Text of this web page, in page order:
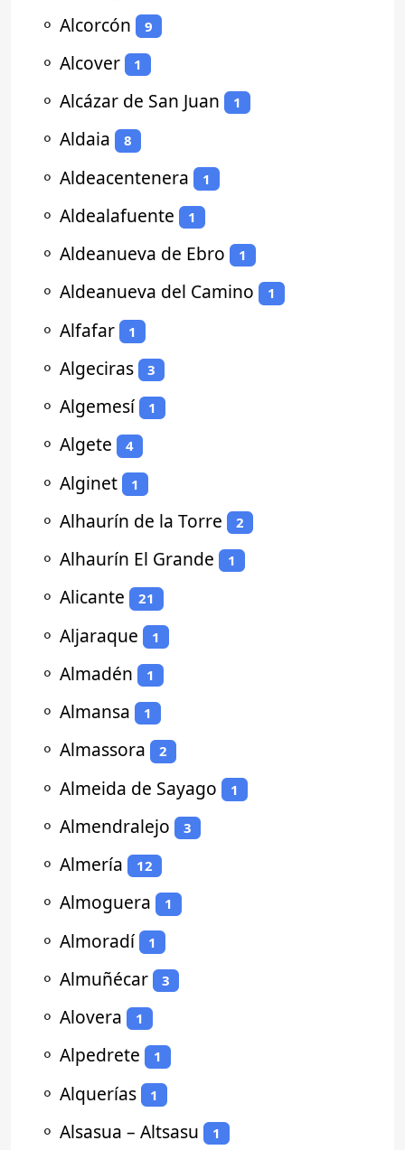
⚬ Alcorcón 9
⚬ Alcover 1
⚬ Alcázar de San Juan 1
⚬ Aldaia 8
⚬ Aldeacentenera 1
⚬ Aldealafuente 1
⚬ Aldeanueva de Ebro 1
⚬ Aldeanueva del Camino 1
⚬ Alfafar 1
⚬ Algeciras 3
⚬ Algemesí 1
⚬ Algete 4
⚬ Alginet 1
⚬ Alhaurín de la Torre 2
⚬ Alhaurín El Grande 1
⚬ Alicante 21
⚬ Aljaraque 1
⚬ Almadén 1
⚬ Almansa 1
⚬ Almassora 2
⚬ Almeida de Sayago 1
⚬ Almendralejo 3
⚬ Almería 12
⚬ Almoguera 1
⚬ Almoradí 1
⚬ Almuñécar 3
⚬ Alovera 1
⚬ Alpedrete 1
⚬ Alquerías 1
⚬ Alsasua – Altsasu 1